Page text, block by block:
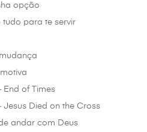
opção
tudo para te servir
End of Times
Jesus Died on the Cross
andar com Deus